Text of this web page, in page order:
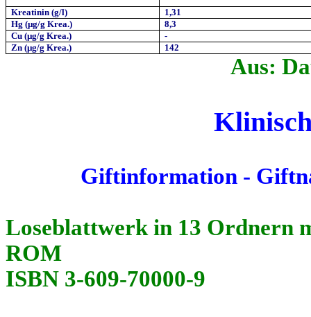
Kreatinin (g/l)
1,31
Hg (µg/g Krea.)
8,3
Cu (µg/gKrea.)
-
Zn (µg/g Krea.)
142
Aus:
Giftinformation -
Loseblattwerk in 13 Ordnern
ROM
ISBN 3-609-70000-9